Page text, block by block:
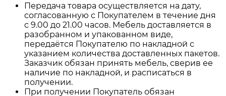
Передача товара осуществляется на дату,
согласованную с Покупателем в течение дня
с 9.00 до 21.00 часов. Мебель доставляется в
разобранном и упакованном виде,
передаётся Покупателю по накладной с
указанием количества доставленных пакетов.
Заказчик обязан принять мебель, сверив ее
наличие по накладной, и расписаться в
получении.
При получении Покупатель обязан